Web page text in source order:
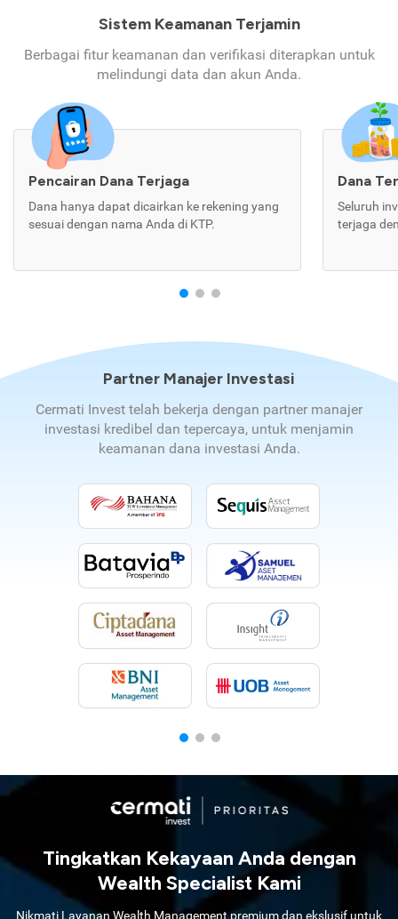
Sistem Keamanan Terjamin
Berbagai fitur keamanan dan verifikasi diterapkan untuk
melindungi data dan akun Anda.
Pencairan Dana Terjaga
Dana hanya dapat dicairkan ke rekening yang
sesuai dengan nama Anda di KTP.
Dana
Seluruh
terjaga
Partner Manajer Investasi
Cermati Invest telah bekerja dengan partner manajer
investasi kredibel dan tepercaya, untuk menjamin
keamanan dana investasi Anda.
Tingkatkan Kekayaan Anda dengan
Wealth Specialist Kami
Nikmati Layanan Wealth Management premium dan ekslusif untuk